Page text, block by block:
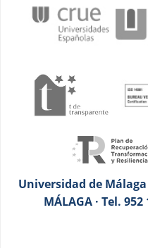
Universidad de Málaga
MÁLAGA · Tel.